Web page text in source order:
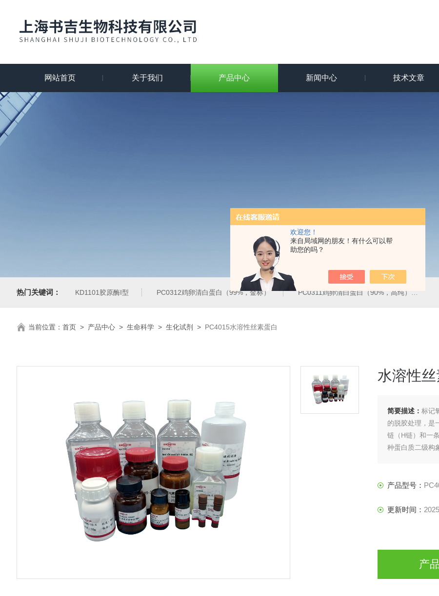
欢迎您！
来自局域网的朋友！有什么可以帮
助您的吗？
网站首页 关于我们 产品中心 新闻中心 技术文章
热门关键词： KD1101胶原酶I型 PC0312鸡卵清白蛋白（99%，金标） PC0311鸡卵清白蛋白（90%，高纯）
当前位置： 首页> 产品中心> 生命科学> 生化试剂 > PC4015水溶性丝素蛋白
水溶性丝
简要描述：标记
的脱胶处理，是
链（H链）和一
种蛋白质二级构
产品型号：
更新时间：
产